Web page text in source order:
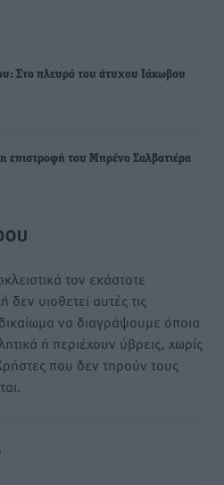
Στο πλευρό του άτυχου Ιάκωβου
επιστροφή του Μπρένο Σαλβατιέρα
τον εκάστοτε
υιοθετεί αυτές τις
να διαγράψουμε όποια
ή περιέχουν ύβρεις, χωρίς
που δεν τηρούν τους